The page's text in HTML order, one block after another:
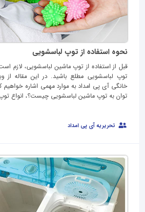
نحوه استفاده از توپ لباسشویی
قبل از استفاده از توپ ماشین لباسشویی، لازم
توپ لباسشویی مطلع باشید. در این مقاله از
خانگی آی پی امداد به موارد مهمی اشاره خواهیم
توان به توپ ماشین لباسشویی چیست؟، انواع
تحریریه آی پی امداد